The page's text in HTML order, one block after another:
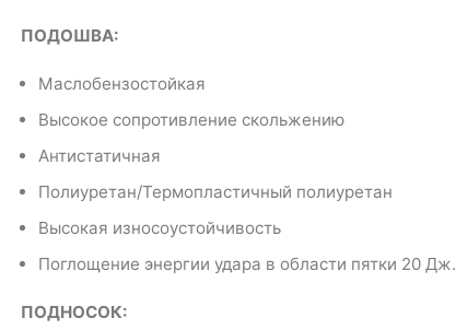
ПОДОШВА:
Маслобензостойкая
Высокое сопротивление скольжению
Антистатичная
Полиуретан/Термопластичный полиуретан
Высокая износоустойчивость
Поглощение энергии удара в области пятки 20 Дж.
ПОДНОСОК: